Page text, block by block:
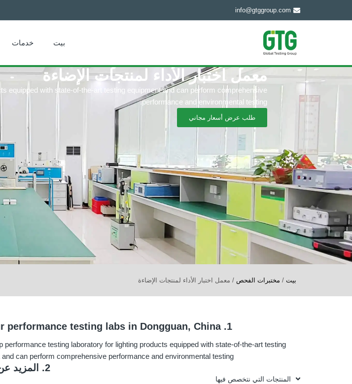
info@gtggroup.com
بيت خدمات
معمل اختبار الأداء لمنتجات الإضاءة
equipped with state-of-the-art testing equipment and can perform comprehensive
performance and environmental testing.
طلب عرض أسعار مجاني
بيت / مختبرات الفحص / معمل اختبار الأداء لمنتجات الإضاءة
1. Visit our performance testing labs in Dongguan, China
performance testing laboratory for lighting products equipped with state-of-the-art testing
can perform comprehensive performance and environmental testing.
2. المزيد عن المختبر
المنتجات التي نتخصص فيها